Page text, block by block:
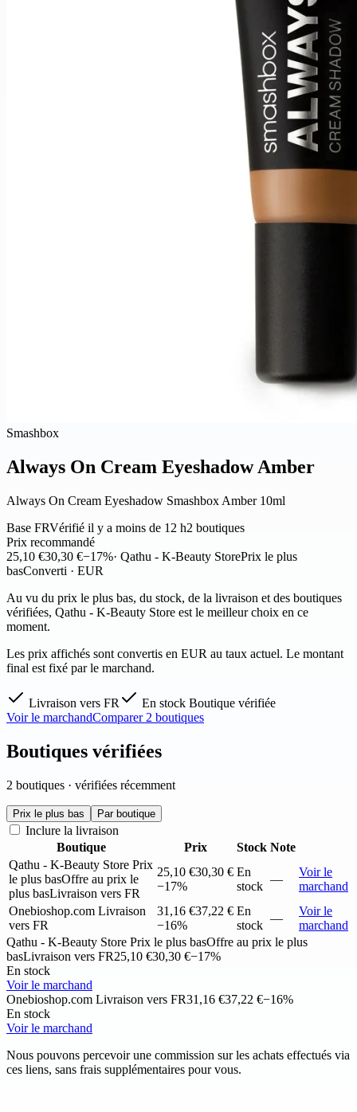
Smashbox
Always On Cream Eyeshadow Amber
Always On Cream Eyeshadow Smashbox Amber 10ml
Base FRVérifié il y a moins de 12 h2 boutiques
Prix recommandé
25,10 €30,30 €−17%· Qathu - K-Beauty StorePrix le plus
basConverti · EUR
Au vu du prix le plus bas, du stock, de la livraison et des boutiques
vérifiées, Qathu - K-Beauty Store est le meilleur choix en ce
moment.
Les prix affichés sont convertis en EUR au taux actuel. Le montant
final est fixé par le marchand.
Livraison vers FR En stock Boutique vérifiée
Voir le marchandComparer 2 boutiques
Boutiques vérifiées
2 boutiques · vérifiées récemment
Prix le plus bas Par boutique
Inclure la livraison
Boutique
Prix Stock Note
Qathu - K-Beauty Store Prix
le plus basOffre au prix le
plus basLivraison vers FR
25,10 €30,30 €
−17%
En
stock
—
Voir le
marchand
Onebioshop.com Livraison
vers FR
31,16 €37,22 €
−16%
En
stock
—
Voir le
marchand
Qathu - K-Beauty Store Prix le plus basOffre au prix le plus
basLivraison vers FR25,10 €30,30 €−17%
En stock
Voir le marchand
Onebioshop.com Livraison vers FR31,16 €37,22 €−16%
En stock
Voir le marchand
Nous pouvons percevoir une commission sur les achats effectués via
ces liens, sans frais supplémentaires pour vous.